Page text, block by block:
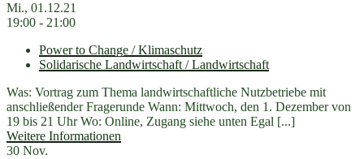
Mi., 01.12.21
19:00 - 21:00
Power to Change / Klimaschutz
Solidarische Landwirtschaft / Landwirtschaft
Was: Vortrag zum Thema landwirtschaftliche Nutzbetriebe mit
anschließender Fragerunde Wann: Mittwoch, den 1. Dezember von
19 bis 21 Uhr Wo: Online, Zugang siehe unten Egal [...]
Weitere Informationen
30 Nov.